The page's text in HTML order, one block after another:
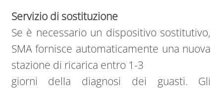
Servizio di sostituzione
Se è necessario un dispositivo sostitutivo,
SMA fornisce automaticamente una nuova
stazione di ricarica entro 1-3
giorni della diagnosi dei guasti. Gli